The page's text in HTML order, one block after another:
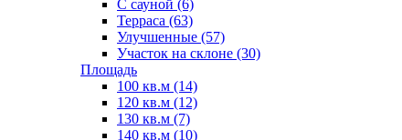
С сауной (6)
Терраса (63)
Улучшенные (57)
Участок на склоне (30)
Площадь
100 кв.м (14)
120 кв.м (12)
130 кв.м (7)
140 кв.м (10)